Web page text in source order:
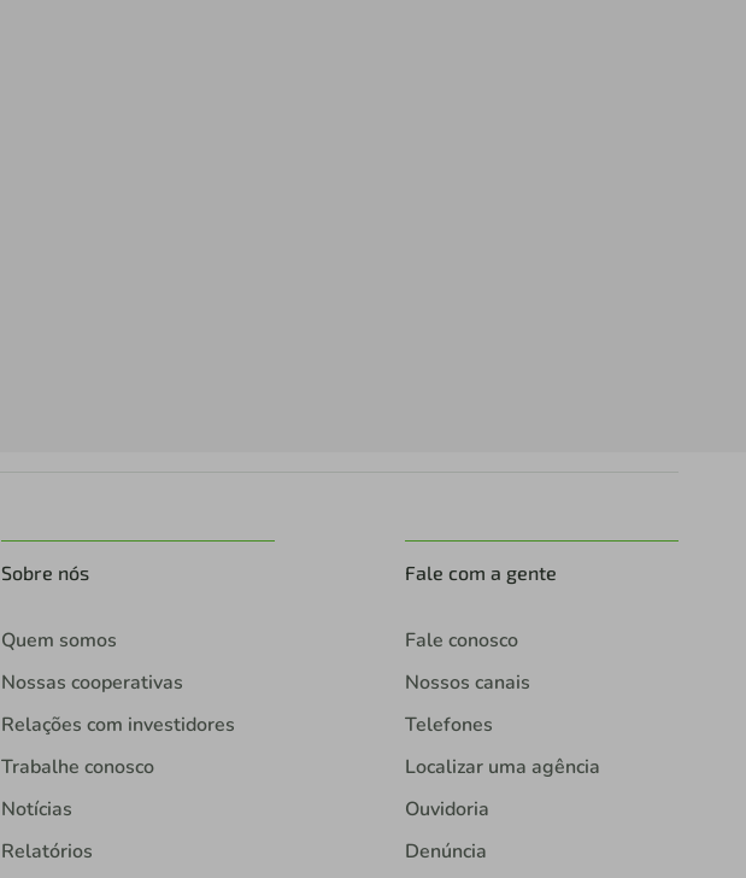
Sobre nós
Quem somos
Nossas cooperativas
Relações com investidores
Trabalhe conosco
Notícias
Relatórios
Fale com a gente
Fale conosco
Nossos canais
Telefones
Localizar uma agência
Ouvidoria
Denúncia